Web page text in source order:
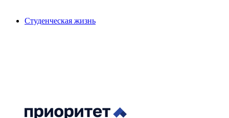
Студенческая жизнь